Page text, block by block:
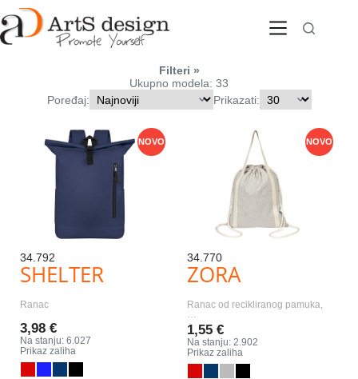
Skip
to
content
Filteri
Ukupno modela: 33
Poređaj:
Prikazati:
NOVO
34.792
SHELTER
Ranac
3,98 €
Na stanju: 6.027
Prikaz zaliha
NOVO
34.770
ZORA
Ranac od recikliranog pamuka,
1,55 €
Na stanju: 2.902
Prikaz zaliha